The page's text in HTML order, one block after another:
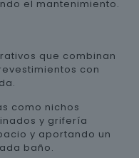
el mantenimiento.
que combinan
con
como nichos
y grifería
y aportando un
baño.